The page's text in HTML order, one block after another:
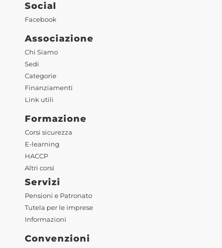
Social
Facebook
Associazione
Chi Siamo
Sedi
Categorie
Finanziamenti
Link utili
Formazione
Corsi sicurezza
E-learning
HACCP
Altri corsi
Servizi
Pensioni e Patronato
Tutela per le imprese
Informazioni
Convenzioni